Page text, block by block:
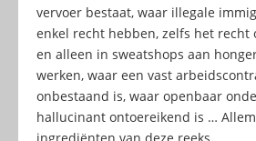
vervoer bestaat, waar illegale
enkel recht hebben, zelfs het recht
en alleen in sweatshops aan
werken, waar een vast
onbestaand is, waar openbaar
hallucinant ontoereikend is …
ingrediënten van deze reeks.